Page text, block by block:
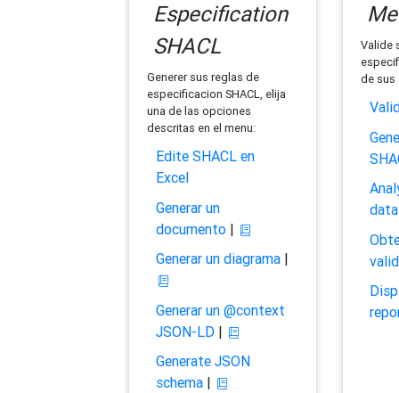
Especification
SHACL
Generer sus reglas de
especificacion SHACL, elija
una de las opciones
descritas en el menu:
Edite SHACL en
Excel
Generar un
documento|
Generar un diagrama|
Generar un @context
JSON-LD|
Generate JSON
schema|
Valide
de sus